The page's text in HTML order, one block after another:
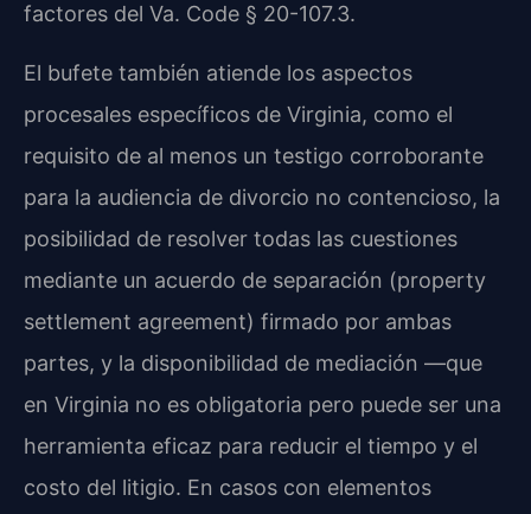
factores del Va. Code § 20-107.3.
El bufete también atiende los aspectos
procesales específicos de Virginia, como el
requisito de al menos un testigo corroborante
para la audiencia de divorcio no contencioso, la
posibilidad de resolver todas las cuestiones
mediante un acuerdo de separación (property
settlement agreement) firmado por ambas
partes, y la disponibilidad de mediación —que
en Virginia no es obligatoria pero puede ser una
herramienta eficaz para reducir el tiempo y el
costo del litigio. En casos con elementos